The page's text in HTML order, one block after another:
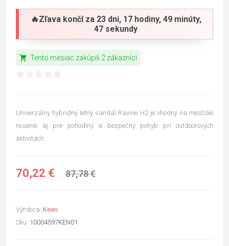
🔥Zľava končí za 23 dni, 17 hodiny, 49 minúty,
46 sekundy
shopping_cart Tento mesiac zakúpili 2 zákazníci
Univerzálny hybridný letný sandál Ravine H2 je vhodný na mestské
nosenie aj pre pohodlný a bezpečný pohyb pri outdoorových
aktivitách.
70,22 € 87,78 €
Výrobca: Keen
Sku: 10004597KEN01